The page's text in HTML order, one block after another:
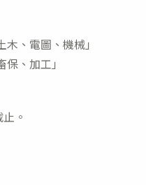
、電圖、機械」
、加工」
。